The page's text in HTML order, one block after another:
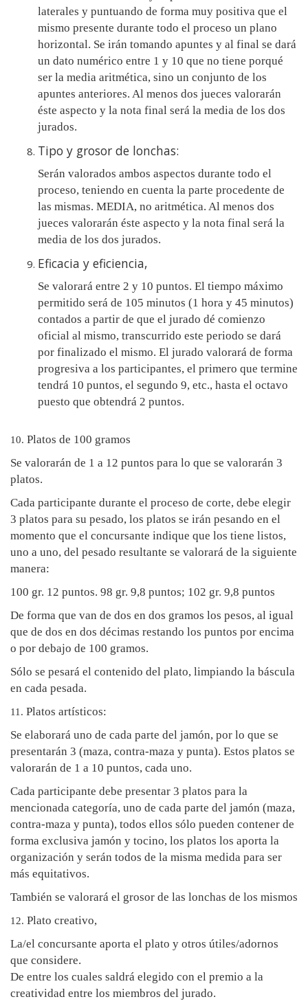
laterales y puntuando de forma muy positiva que el
mismo presente durante todo el proceso un plano
horizontal. Se irán tomando apuntes y al final se dará
un dato numérico entre 1 y 10 que no tiene porqué
ser la media aritmética, sino un conjunto de los
apuntes anteriores. Al menos dos jueces valorarán
éste aspecto y la nota final será la media de los dos
jurados.
Tipo y grosor de lonchas:
Serán valorados ambos aspectos durante todo el
proceso, teniendo en cuenta la parte procedente de
las mismas. MEDIA, no aritmética. Al menos dos
jueces valorarán éste aspecto y la nota final será la
media de los dos jurados.
Eficacia y eficiencia,
Se valorará entre 2 y 10 puntos. El tiempo máximo
permitido será de 105 minutos (1 hora y 45 minutos)
contados a partir de que el jurado dé comienzo
oficial al mismo, transcurrido este periodo se dará
por finalizado el mismo. El jurado valorará de forma
progresiva a los participantes, el primero que termine
tendrá 10 puntos, el segundo 9, etc., hasta el octavo
puesto que obtendrá 2 puntos.
10. Platos de 100 gramos
Se valorarán de 1 a 12 puntos para lo que se valorarán 3
platos.
Cada participante durante el proceso de corte, debe elegir
3 platos para su pesado, los platos se irán pesando en el
momento que el concursante indique que los tiene listos,
uno a uno, del pesado resultante se valorará de la siguiente
manera:
100 gr. 12 puntos. 98 gr. 9,8 puntos; 102 gr. 9,8 puntos
De forma que van de dos en dos gramos los pesos, al igual
que de dos en dos décimas restando los puntos por encima
o por debajo de 100 gramos.
Sólo se pesará el contenido del plato, limpiando la báscula
en cada pesada.
11. Platos artísticos:
Se elaborará uno de cada parte del jamón, por lo que se
presentarán 3 (maza, contra-maza y punta). Estos platos se
valorarán de 1 a 10 puntos, cada uno.
Cada participante debe presentar 3 platos para la
mencionada categoría, uno de cada parte del jamón (maza,
contra-maza y punta), todos ellos sólo pueden contener de
forma exclusiva jamón y tocino, los platos los aporta la
organización y serán todos de la misma medida para ser
más equitativos.
También se valorará el grosor de las lonchas de los mismos
12. Plato creativo,
La/el concursante aporta el plato y otros útiles/adornos
que considere.
De entre los cuales saldrá elegido con el premio a la
creatividad entre los miembros del jurado.